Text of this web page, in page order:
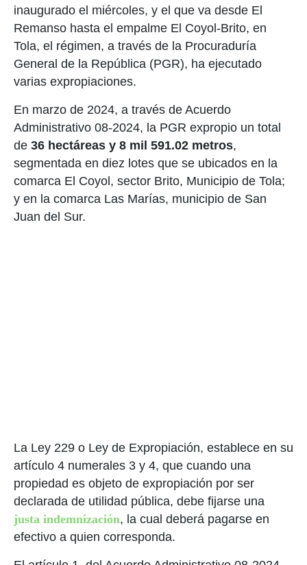
inaugurado el miércoles, y el que va desde El
Remanso hasta el empalme El Coyol-Brito, en
Tola, el régimen, a través de la Procuraduría
General de la República (PGR), ha ejecutado
varias expropiaciones.
En marzo de 2024, a través de Acuerdo
Administrativo 08-2024, la PGR expropio un total
de 36 hectáreas y 8 mil 591.02 metros,
segmentada en diez lotes que se ubicados en la
comarca El Coyol, sector Brito, Municipio de Tola;
y en la comarca Las Marías, municipio de San
Juan del Sur.
La Ley 229 o Ley de Expropiación, establece en su
artículo 4 numerales 3 y 4, que cuando una
propiedad es objeto de expropiación por ser
declarada de utilidad pública, debe fijarse una
justa indemnización, la cual deberá pagarse en
efectivo a quien corresponda.